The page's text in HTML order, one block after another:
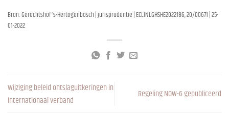
Bron: Gerechtshof ‘s-Hertogenbosch | jurisprudentie | ECLINLGHSHE2022186, 20/00671 | 25-
01-2022
Wijziging beleid ontslaguitkeringen in
internationaal verband
Regeling NOW-6 gepubliceerd